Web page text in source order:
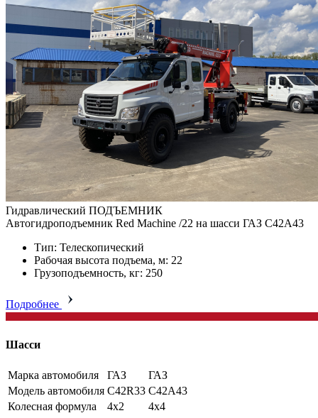
Гидравлический ПОДЪЕМНИК
Автогидроподъемник Red Machine /22 на шасси ГАЗ C42А43
Тип: Телескопический
Рабочая высота подъема, м: 22
Грузоподъемность, кг: 250
Подробнее
Шасси
Марка автомобиля ГАЗ
ГАЗ
Модель автомобиля C42R33 C42A43
Колесная формула
4x2 4x4